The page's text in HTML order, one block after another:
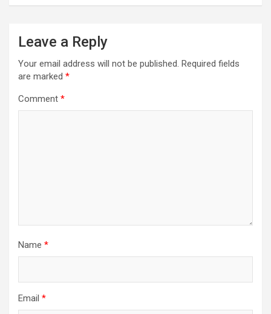
Leave a Reply
Your email address will not be published. Required fields
are marked *
Comment *
Name *
Email *